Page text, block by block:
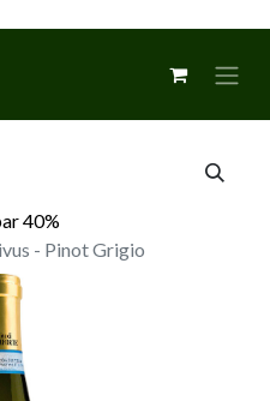
40%
- Pinot Grigio